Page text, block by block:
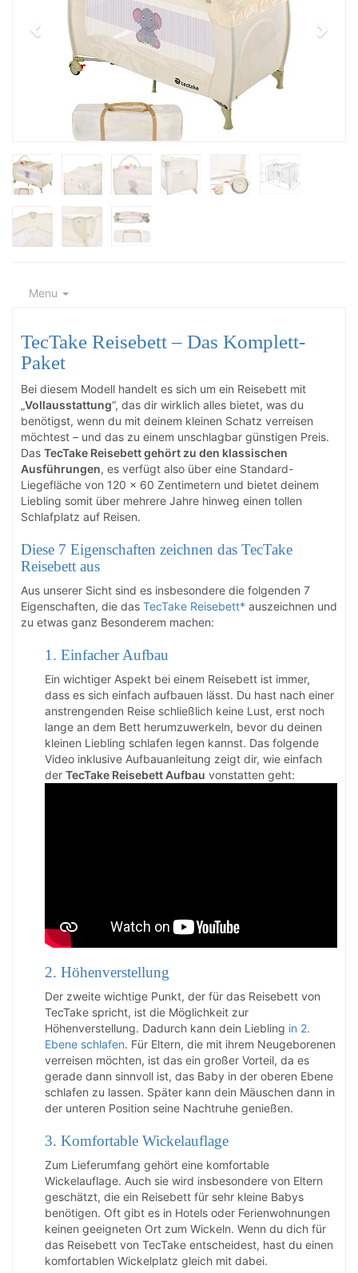
Menu
TecTake Reisebett – Das Komplett-
Paket
Bei diesem Modell handelt es sich um ein Reisebett mit
„Vollausstattung“, das dir wirklich alles bietet, was du
benötigst, wenn du mit deinem kleinen Schatz verreisen
möchtest – und das zu einem unschlagbar günstigen Preis.
Das TecTake Reisebett gehört zu den klassischen
Ausführungen, es verfügt also über eine Standard-
Liegefläche von 120 x 60 Zentimetern und bietet deinem
Liebling somit über mehrere Jahre hinweg einen tollen
Schlafplatz auf Reisen.
Diese 7 Eigenschaften zeichnen das TecTake
Reisebett aus
Aus unserer Sicht sind es insbesondere die folgenden 7
Eigenschaften, die das TecTake Reisebett* auszeichnen und
zu etwas ganz Besonderem machen:
1. Einfacher Aufbau
Ein wichtiger Aspekt bei einem Reisebett ist immer,
dass es sich einfach aufbauen lässt. Du hast nach einer
anstrengenden Reise schließlich keine Lust, erst noch
lange an dem Bett herumzuwerkeln, bevor du deinen
kleinen Liebling schlafen legen kannst. Das folgende
Video inklusive Aufbauanleitung zeigt dir, wie einfach
der TecTake Reisebett Aufbau vonstatten geht:
2. Höhenverstellung
Der zweite wichtige Punkt, der für das Reisebett von
TecTake spricht, ist die Möglichkeit zur
Höhenverstellung. Dadurch kann dein Liebling in 2.
Ebene schlafen. Für Eltern, die mit ihrem Neugeborenen
verreisen möchten, ist das ein großer Vorteil, da es
gerade dann sinnvoll ist, das Baby in der oberen Ebene
schlafen zu lassen. Später kann dein Mäuschen dann in
der unteren Position seine Nachtruhe genießen.
3. Komfortable Wickelauflage
Zum Lieferumfang gehört eine komfortable
Wickelauflage. Auch sie wird insbesondere von Eltern
geschätzt, die ein Reisebett für sehr kleine Babys
benötigen. Oft gibt es in Hotels oder Ferienwohnungen
keinen geeigneten Ort zum Wickeln. Wenn du dich für
das Reisebett von TecTake entscheidest, hast du einen
komfortablen Wickelplatz gleich mit dabei.